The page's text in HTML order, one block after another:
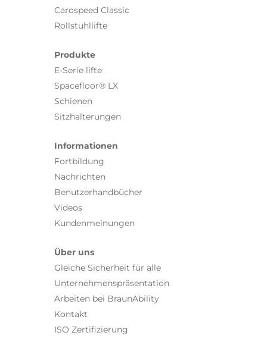
Carospeed Classic
Rollstuhllifte
Produkte
E-Serie lifte
Spacefloor® LX
Schienen
Sitzhalterungen
Informationen
Fortbildung
Nachrichten
Benutzerhandbücher
Videos
Kundenmeinungen
Über uns
Gleiche Sicherheit für alle
Unternehmenspräsentation
Arbeiten bei BraunAbility
Kontakt
ISO Zertifizierung